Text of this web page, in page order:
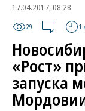
17.04.2017, 08:28
29 1
«Рост»
запуска